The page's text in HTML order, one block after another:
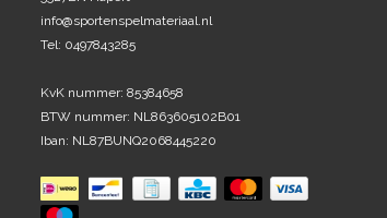
info@sportenspelmateriaal.nl
Tel: 0497843285
KvK nummer: 85384658
BTW nummer: NL863605102B01
Iban: NL87BUNQ2068445220